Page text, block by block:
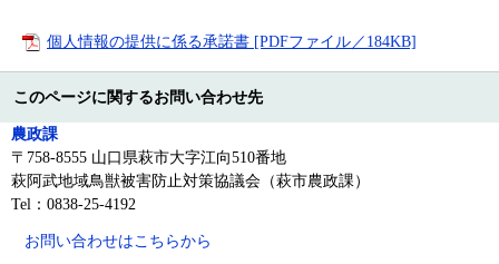
個人情報の提供に係る承諾書 [PDFファイル／184KB]
このページに関するお問い合わせ先
農政課
〒758-8555 山口県萩市大字江向510番地
萩阿武地域鳥獣被害防止対策協議会（萩市農政課）
Tel：0838-25-4192
お問い合わせはこちらから